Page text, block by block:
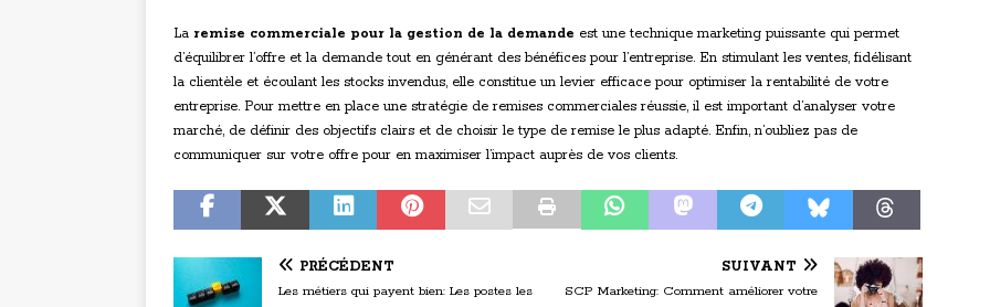
La remise commerciale pour la gestion de la demande est une technique marketing puissante qui permet
d’équilibrer l’offre et la demande tout en générant des bénéfices pour l’entreprise. En stimulant les ventes, fidélisant
la clientèle et écoulant les stocks invendus, elle constitue un levier efficace pour optimiser la rentabilité de votre
entreprise. Pour mettre en place une stratégie de remises commerciales réussie, il est important d’analyser votre
marché, de définir des objectifs clairs et de choisir le type de remise le plus adapté. Enfin, n’oubliez pas de
communiquer sur votre offre pour en maximiser l’impact auprès de vos clients.
PRÉCÉDENT
Les métiers qui payent bien: Les postes les
SUIVANT
SCP Marketing: Comment améliorer votre